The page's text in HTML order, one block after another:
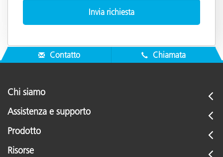
Contatto Chiamata
Chi siamo
Assistenza e supporto
Prodotto
Risorse